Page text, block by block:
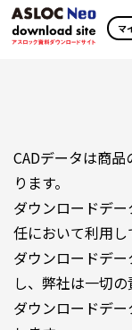
マ
CADデータは商
ります。
ダウンロードデ
任において利用し
ダウンロードデ
し、弊社は一切の
ダウンロードデ